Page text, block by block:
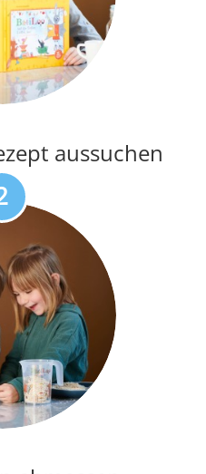
aussuchen
abmessen